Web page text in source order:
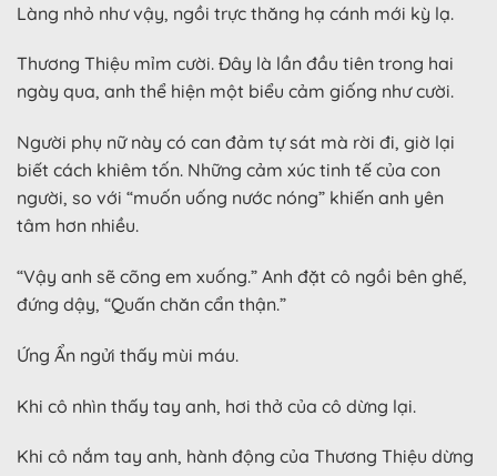
Làng nhỏ như vậy, ngồi trực thăng hạ cánh mới kỳ lạ.
Thương Thiệu mỉm cười. Đây là lần đầu tiên trong hai
ngày qua, anh thể hiện một biểu cảm giống như cười.
Người phụ nữ này có can đảm tự sát mà rời đi, giờ lại
biết cách khiêm tốn. Những cảm xúc tinh tế của con
người, so với “muốn uống nước nóng” khiến anh yên
tâm hơn nhiều.
“Vậy anh sẽ cõng em xuống.” Anh đặt cô ngồi bên ghế,
đứng dậy, “Quấn chăn cẩn thận.”
Ứng Ẩn ngửi thấy mùi máu.
Khi cô nhìn thấy tay anh, hơi thở của cô dừng lại.
Khi cô nắm tay anh, hành động của Thương Thiệu dừng